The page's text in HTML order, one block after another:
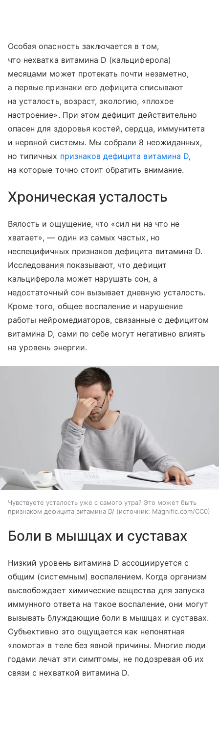
Особая опасность заключается в том,
что нехватка витамина D (кальциферола)
месяцами может протекать почти незаметно,
а первые признаки его дефицита списывают
на усталость, возраст, экологию, «плохое
настроение». При этом дефицит действительно
опасен для здоровья костей, сердца, иммунитета
и нервной системы. Мы собрали 8 неожиданных,
но типичных признаков дефицита витамина D,
на которые точно стоит обратить внимание.
Хроническая усталость
Вялость и ощущение, что «сил ни на что не
хватает», — один из самых частых, но
неспецифичных признаков дефицита витамина D.
Исследования показывают, что дефицит
кальциферола может нарушать сон, а
недостаточный сон вызывает дневную усталость.
Кроме того, общее воспаление и нарушение
работы нейромедиаторов, связанные с дефицитом
витамина D, сами по себе могут негативно влиять
на уровень энергии.
Чувствуете усталость уже с самого утра? Это может быть
признаком дефицита витамина D/
источник: Magnific.com/CC0
Боли в мышцах и суставах
Низкий уровень витамина D ассоциируется с
общим (системным) воспалением. Когда организм
высвобождает химические вещества для запуска
иммунного ответа на такое воспаление, они могут
вызывать блуждающие боли в мышцах и суставах.
Субъективно это ощущается как непонятная
«ломота» в теле без явной причины. Многие люди
годами лечат эти симптомы, не подозревая об их
связи с нехваткой витамина D.